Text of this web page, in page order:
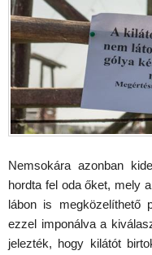
Nemsokára azonban
hordta fel oda őket, mely
lábon is megközelíthető
ezzel imponálva a
jelezték, hogy kilátót